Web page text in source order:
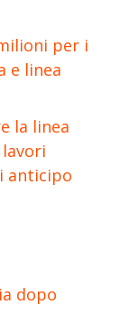
per i
e linea
la linea
anticipo
dopo